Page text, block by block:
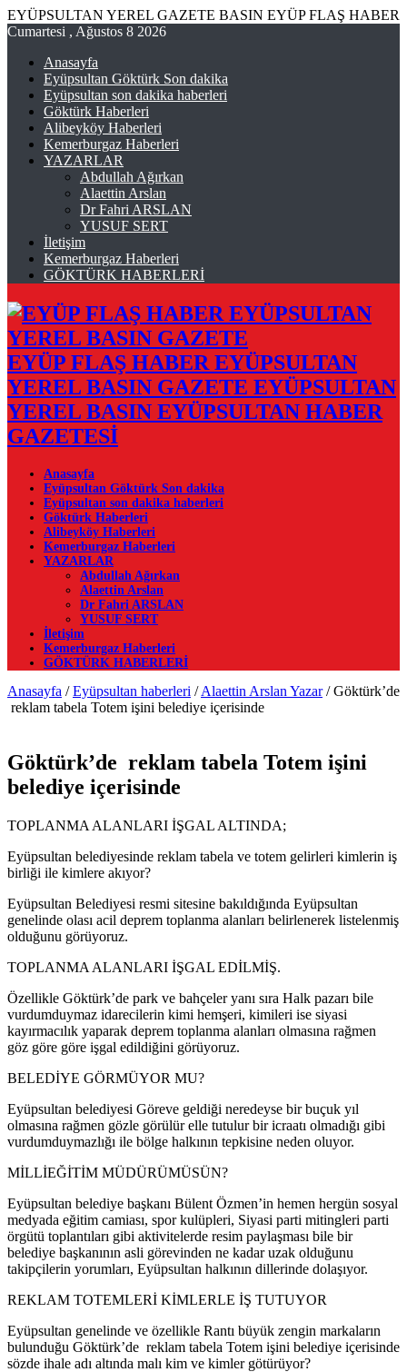
EYÜPSULTAN YEREL GAZETE BASIN EYÜP FLAŞ HABER
Cumartesi , Ağustos 8 2026
Anasayfa
Eyüpsultan Göktürk Son dakika
Eyüpsultan son dakika haberleri
Göktürk Haberleri
Alibeyköy Haberleri
Kemerburgaz Haberleri
YAZARLAR
Abdullah Ağırkan
Alaettin Arslan
Dr Fahri ARSLAN
YUSUF SERT
İletişim
Kemerburgaz Haberleri
GÖKTÜRK HABERLERİ
EYÜP FLAŞ HABER EYÜPSULTAN
YEREL BASIN GAZETE EYÜPSULTAN
YEREL BASIN EYÜPSULTAN HABER
GAZETESİ
Anasayfa
Eyüpsultan Göktürk Son dakika
Eyüpsultan son dakika haberleri
Göktürk Haberleri
Alibeyköy Haberleri
Kemerburgaz Haberleri
YAZARLAR
Abdullah Ağırkan
Alaettin Arslan
Dr Fahri ARSLAN
YUSUF SERT
İletişim
Kemerburgaz Haberleri
GÖKTÜRK HABERLERİ
Anasayfa / Eyüpsultan haberleri / Alaettin Arslan Yazar / Göktürk’de
reklam tabela Totem işini belediye içerisinde
Göktürk’de reklam tabela Totem işini
belediye içerisinde
TOPLANMA ALANLARI İŞGAL ALTINDA;
Eyüpsultan belediyesinde reklam tabela ve totem gelirleri kimlerin iş
birliği ile kimlere akıyor?
Eyüpsultan Belediyesi resmi sitesine bakıldığında Eyüpsultan
genelinde olası acil deprem toplanma alanları belirlenerek listelenmiş
olduğunu görüyoruz.
TOPLANMA ALANLARI İŞGAL EDİLMİŞ.
Özellikle Göktürk’de park ve bahçeler yanı sıra Halk pazarı bile
vurdumduymaz idarecilerin kimi hemşeri, kimileri ise siyasi
kayırmacılık yaparak deprem toplanma alanları olmasına rağmen
göz göre göre işgal edildiğini görüyoruz.
BELEDİYE GÖRMÜYOR MU?
Eyüpsultan belediyesi Göreve geldiği neredeyse bir buçuk yıl
olmasına rağmen gözle görülür elle tutulur bir icraatı olmadığı gibi
vurdumduymazlığı ile bölge halkının tepkisine neden oluyor.
MİLLİEĞİTİM MÜDÜRÜMÜSÜN?
Eyüpsultan belediye başkanı Bülent Özmen’in hemen hergün sosyal
medyada eğitim camiası, spor kulüpleri, Siyasi parti mitingleri parti
örgütü toplantıları gibi aktivitelerde resim paylaşması bile bir
belediye başkanının asli görevinden ne kadar uzak olduğunu
takipçilerin yorumları, Eyüpsultan halkının dillerinde dolaşıyor.
REKLAM TOTEMLERİ KİMLERLE İŞ TUTUYOR
Eyüpsultan genelinde ve özellikle Rantı büyük zengin markaların
bulunduğu Göktürk’de reklam tabela Totem işini belediye içerisinde
sözde ihale adı altında malı kim ve kimler götürüyor?